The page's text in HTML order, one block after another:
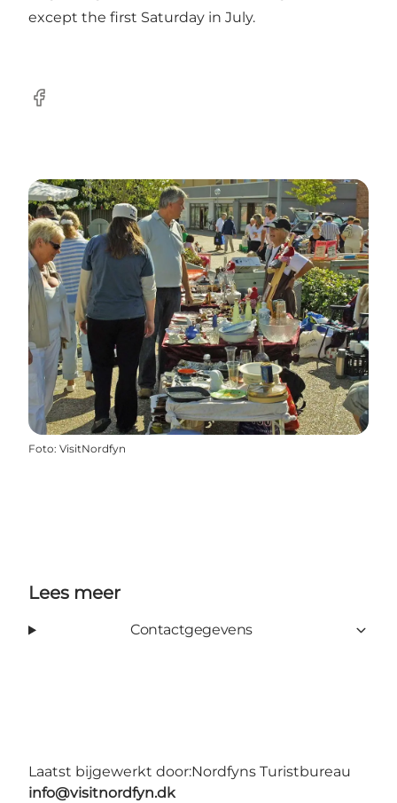
except the first Saturday in July.
Facebook
Foto: VisitNordfyn
Lees meer
Contactgegevens
Laatst bijgewerkt door:Nordfyns Turistbureau
info@visitnordfyn.dk